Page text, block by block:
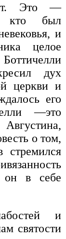
Это —
кто был
и
целое
дух
церкви и
его
—это
о том,
стремился
он в себе
и
святости